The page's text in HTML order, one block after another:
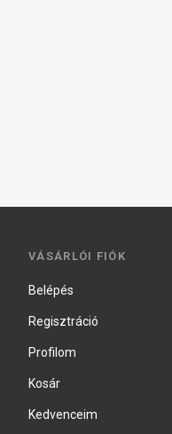
VÁSÁRLÓI FIÓK
Belépés
Regisztráció
Profilom
Kosár
Kedvenceim